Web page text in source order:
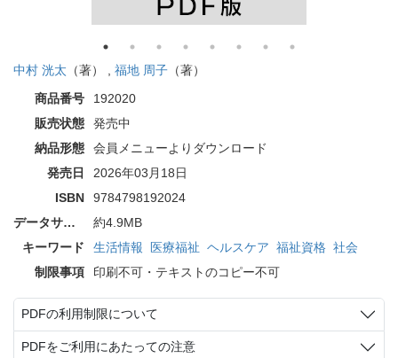
中村 洸太 （著） , 福地 周子 （著）
商品番号
192020
販売状態
発売中
納品形態
会員メニューよりダウンロード
発売日
2026年03月18日
ISBN
9784798192024
データサイズ
約4.9MB
キーワード
生活情報 医療福祉 ヘルスケア 福祉資格 社会
制限事項
印刷不可・テキストのコピー不可
PDFの利用制限について
PDFをご利用にあたっての注意